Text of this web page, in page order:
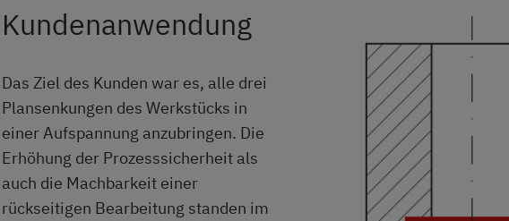
Kundenanwendung
Das Ziel des Kunden war es, alle drei
Plansenkungen des Werkstücks in
einer Aufspannung anzubringen. Die
Erhöhung der Prozesssicherheit als
auch die Machbarkeit einer
rückseitigen Bearbeitung standen im